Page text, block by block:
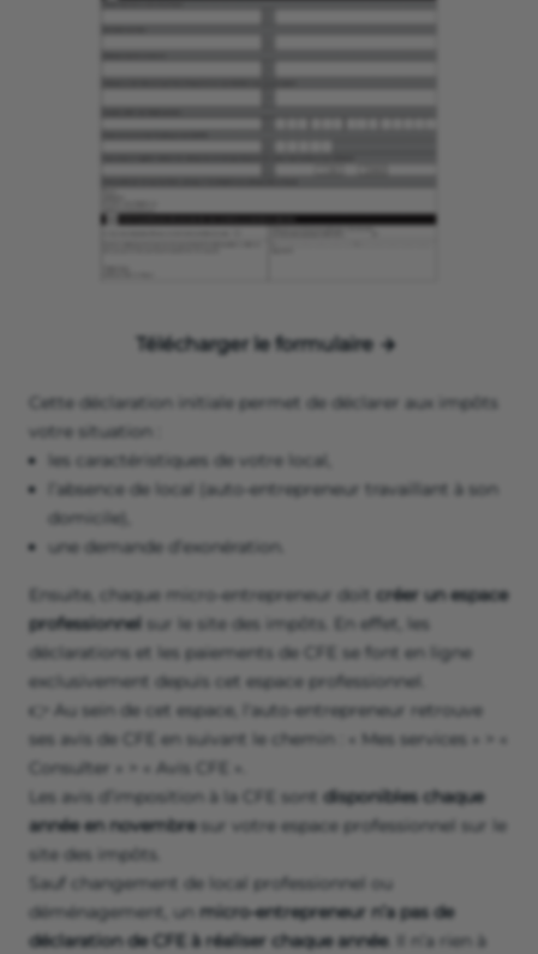
Télécharger le formulaire
Cette déclaration initiale permet de déclarer aux impôts
votre situation :
les caractéristiques de votre local,
l’absence de local (auto-entrepreneur travaillant à son
domicile),
une demande d’exonération.
Ensuite, chaque micro-entrepreneur doit créer un espace
professionnel sur le site des impôts. En effet, les
déclarations et les paiements de CFE se font en ligne
exclusivement depuis cet espace professionnel.
👉 Au sein de cet espace, l'auto-entrepreneur retrouve
ses avis de CFE en suivant le chemin : « Mes services » > «
Consulter » > « Avis CFE ».
Les avis d’imposition à la CFE sont disponibles chaque
année en novembre sur votre espace professionnel sur le
site des impôts.
Sauf changement de local professionnel ou
déménagement, un micro-entrepreneur n’a pas de
déclaration de CFE à réaliser chaque année. Il n’a rien à